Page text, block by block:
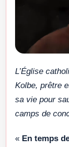
L’Église
Kolbe, prêtre
sa vie pour
camps de
« En temps